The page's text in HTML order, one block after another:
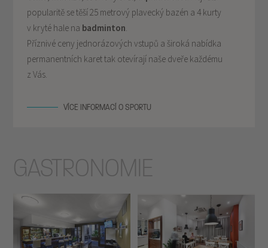
, masáže, saunový svět,aqua aerobic
. Největší
popularitě se těší 25 metrový plavecký bazén a 4 kurty
v kryté hale na
badminton
Příznivé ceny jednorázových vstupů a široká nabídka
permanentních karet tak otevírají naše dveře každému
GASTRONOMIE